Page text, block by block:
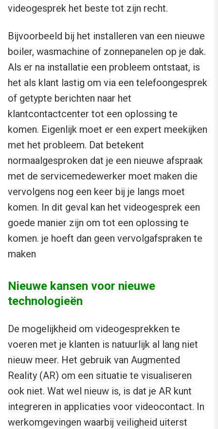
videogesprek het beste tot zijn recht.
Bijvoorbeeld bij het installeren van een nieuwe
boiler, wasmachine of zonnepanelen op je dak.
Als er na installatie een probleem ontstaat, is
het als klant lastig om via een telefoongesprek
of getypte berichten naar het
klantcontactcenter tot een oplossing te
komen. Eigenlijk moet er een expert meekijken
met het probleem. Dat betekent
normaalgesproken dat je een nieuwe afspraak
met de servicemedewerker moet maken die
vervolgens nog een keer bij je langs moet
komen. In dit geval kan het videogesprek een
goede manier zijn om tot een oplossing te
komen. je hoeft dan geen vervolgafspraken te
maken
Nieuwe kansen voor nieuwe
technologieën
De mogelijkheid om videogesprekken te
voeren met je klanten is natuurlijk al lang niet
nieuw meer. Het gebruik van Augmented
Reality (AR) om een situatie te visualiseren
ook niet. Wat wel nieuw is, is dat je AR kunt
integreren in applicaties voor videocontact. In
werkomgevingen waarbij veiligheid uiterst